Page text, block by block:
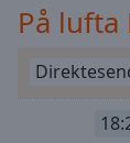
Playback
Rate
På lufta